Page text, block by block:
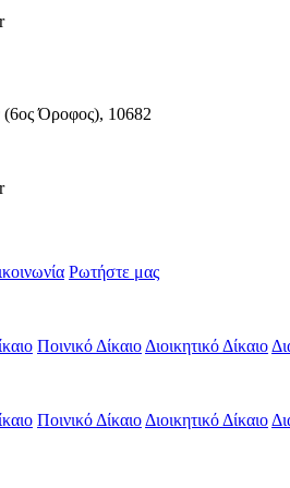
Όροφος), 10682
Ρωτήστε μας
Ποινικό Δίκαιο Διοικητικό Δίκαιο
Ποινικό Δίκαιο Διοικητικό Δίκαιο